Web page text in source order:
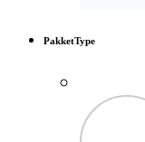
PakketType